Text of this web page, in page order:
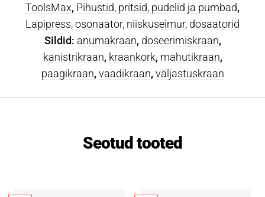
ToolsMax, Pihustid, pritsid, pudelid ja pumbad,
Lapipress, osonaator, niiskuseimur, dosaatorid
Sildid: anumakraan, doseerimiskraan,
kanistrikraan, kraankork, mahutikraan,
paagikraan, vaadikraan, väljastuskraan
Seotud tooted